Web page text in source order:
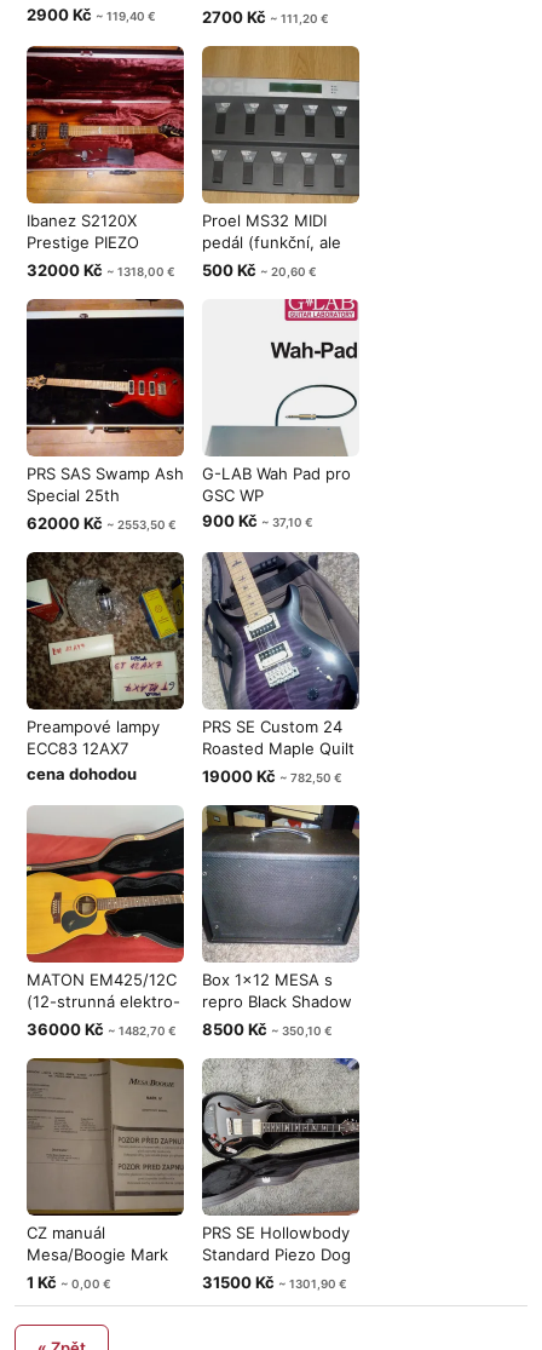
2900 Kč ~ 119,40 €
72x50x13
2700 Kč ~ 111,20 €
Ibanez S2120X
Prestige PIEZO
(limitovaná edic
32000 Kč ~ 1318,00 €
Proel MS32 MIDI
pedál (funkční, ale
občas se
500 Kč ~ 20,60 €
PRS SAS Swamp Ash
Special 25th
Anniversary Li
62000 Kč ~ 2553,50 €
G-LAB Wah Pad pro
GSC WP
900 Kč ~ 37,10 €
Preampové lampy
ECC83 12AX7
cena dohodou
PRS SE Custom 24
Roasted Maple Quilt
LTD
19000 Kč ~ 782,50 €
MATON EM425/12C
(12-strunná elektro-
akustická
36000 Kč ~ 1482,70 €
Box 1x12 MESA s
repro Black Shadow
Eminence M
8500 Kč ~ 350,10 €
CZ manuál
Mesa/Boogie Mark
IV
1 Kč ~ 0,00 €
PRS SE Hollowbody
Standard Piezo Dog
Hair Smo
31500 Kč ~ 1301,90 €